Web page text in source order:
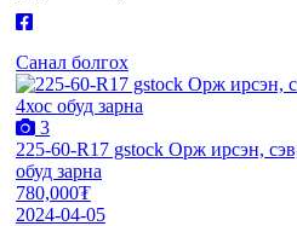
Санал болгох
3
225-60-R17 gstock Орж ирсэн,
обуд зарна
780,000₮
2024-04-05